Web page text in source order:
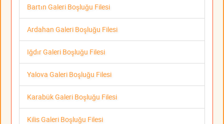
Bartın Galeri Boşluğu Filesi
Ardahan Galeri Boşluğu Filesi
Iğdır Galeri Boşluğu Filesi
Yalova Galeri Boşluğu Filesi
Karabük Galeri Boşluğu Filesi
Kilis Galeri Boşluğu Filesi